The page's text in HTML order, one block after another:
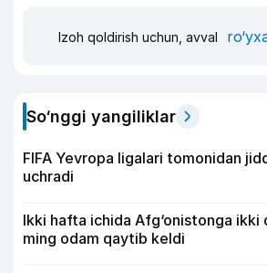
Izoh qoldirish uchun, avval
So‘nggi yangiliklar
FIFA Yevropa ligalari tomonidan
uchradi
Ikki hafta ichida Afg‘onistonga ikki
ming odam qaytib keldi